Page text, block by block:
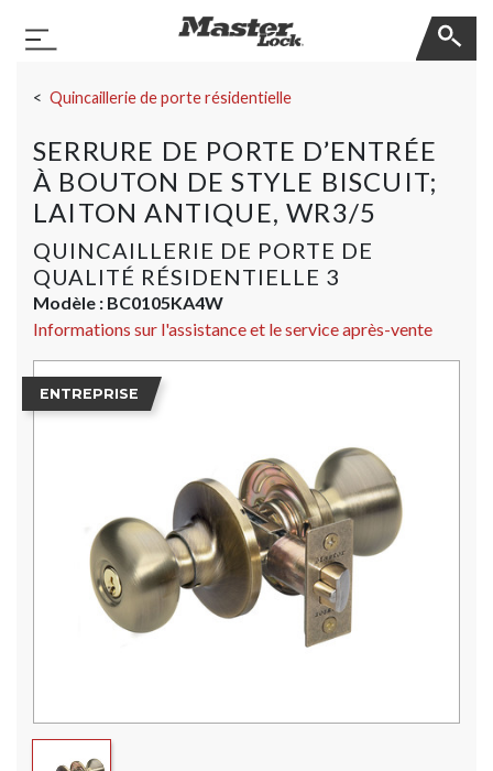
Basculer la navigation
Quincaillerie de porte résidentielle
SERRURE DE PORTE D’ENTRÉE
À BOUTON DE STYLE BISCUIT;
LAITON ANTIQUE, WR3/5
QUINCAILLERIE DE PORTE DE
QUALITÉ RÉSIDENTIELLE 3
Modèle : BC0105KA4W
Informations sur l'assistance et le service après-vente
ENTREPRISE